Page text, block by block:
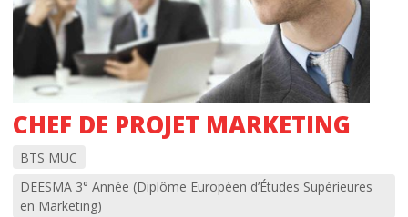
CHEF DE PROJET MARKETING
BTS MUC
DEESMA 3° Année (Diplôme Européen d’Études Supérieures
en Marketing)